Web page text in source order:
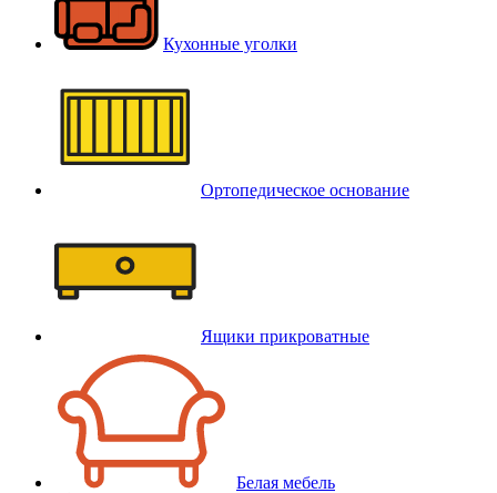
Кухонные уголки
Ортопедическое основание
Ящики прикроватные
Белая мебель